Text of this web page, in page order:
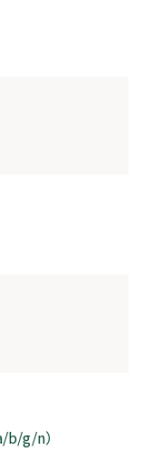
g/n）